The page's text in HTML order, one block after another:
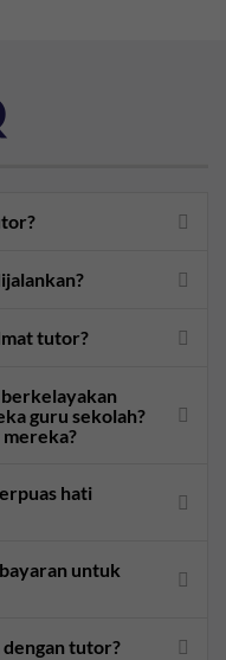
tutor?
guru sekolah?
mereka?
hati
untuk
dengan tutor?